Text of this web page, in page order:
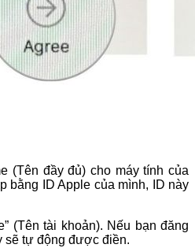
(Tên đầy đủ) cho máy tính của
bằng ID Apple của mình, ID này
(Tên tài khoản). Nếu bạn đăng
sẽ tự động được điền.